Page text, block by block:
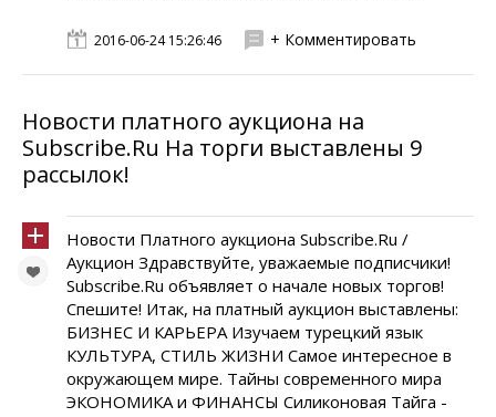
2016-06-24 15:26:46 + Комментировать
Новости платного аукциона на
Subscribe.Ru На торги выставлены 9
рассылок!
Новости Платного аукциона Subscribe.Ru /
Аукцион Здравствуйте, уважаемые подписчики!
Subscribe.Ru объявляет о начале новых торгов!
Спешите! Итак, на платный аукцион выставлены:
БИЗНЕС И КАРЬЕРА Изучаем турецкий язык
КУЛЬТУРА, СТИЛЬ ЖИЗНИ Самое интересное в
окружающем мире. Тайны современного мира
ЭКОНОМИКА и ФИНАНСЫ Силиконовая Тайга -